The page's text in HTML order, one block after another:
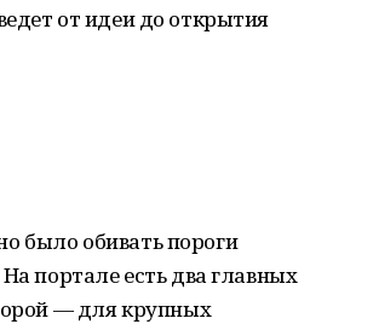
от идеи до открытия
было обивать пороги
портале есть два главных
— для крупных